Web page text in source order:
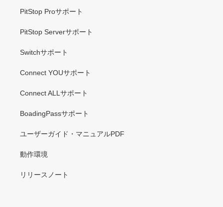
PitStop Proサポート
PitStop Serverサポート
Switchサポート
Connect YOUサポート
Connect ALLサポート
BoadingPassサポート
ユーザーガイド・マニュアルPDF
動作環境
リリースノート